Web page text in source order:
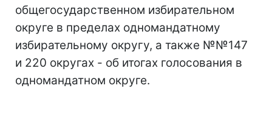
общегосударственном избирательном
округе в пределах одномандатному
избирательному округу, а также №№147
и 220 округах - об итогах голосования в
одномандатном округе.